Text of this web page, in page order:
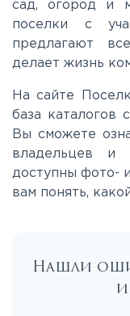
сад, огород и
поселки с
предлагают
делает жизнь
На сайте
база каталогов
Вы сможете
владельцев и
доступны фото-
вам понять,
Нашли